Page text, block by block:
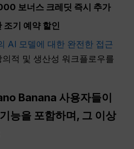
보너스 크레딧 즉시 추가
조기 예약 할인
AI 모델에 대한 완전한 접근
의적 및 생산성 워크플로우를
Banana 사용자들이
능을 포함하며, 그 이상